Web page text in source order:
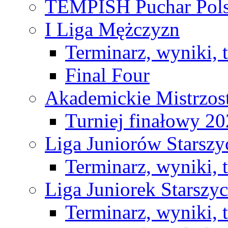
TEMPISH Puchar
I Liga Mężczyzn
Terminarz, wyniki,
Final Four
Akademickie
Turniej finałowy
Liga Juniorów
Terminarz, wyniki,
Liga Juniorek
Terminarz, wyniki,